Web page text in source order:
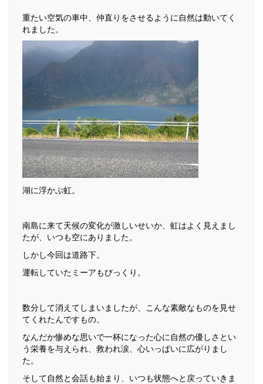
重たい空気の車中、仲直りをさせるように自然は動いてく
れました。
湖に浮かぶ虹。
南島に来て天候の変化が激しいせいか、虹はよく見えまし
たが、いつも空にありました。
しかし今回は道路下。
運転していたミーアもびっくり。
数分して消えてしまいましたが、こんな素敵なものを見せ
てくれたんですもの。
なんだか惨めな思いで一杯になった心に自然の優しさとい
う栄養を与えられ、救われ涙、心いっぱいに広がりまし
た。
そして自然と会話も始まり、いつも状態へと戻っていきま